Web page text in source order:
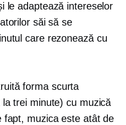
le adaptează intereselor
săi să se
care rezonează cu
forma scurta
trei minute) cu muzică
fapt, muzica este atât de